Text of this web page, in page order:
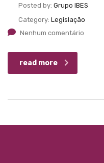
Posted by: Grupo IBES
Category: Legislação
Nenhum comentário
read more